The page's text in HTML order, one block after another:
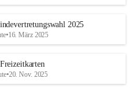
2025
•16. März 2025
•20. Nov. 2025